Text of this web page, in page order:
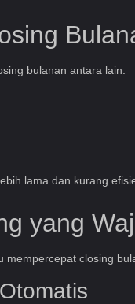
bulanan antara lain:
lama dan kurang
yang
closing